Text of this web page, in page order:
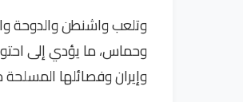
وتلعب واشنطن والدوحة
وحماس، ما يؤدي إلى
وإيران وفصائلها